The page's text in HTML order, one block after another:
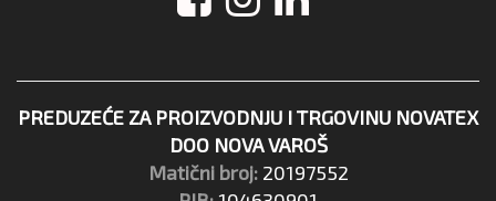
PREDUZEĆE ZA PROIZVODNJU I TRGOVINU NOVATEX
DOO NOVA VAROŠ
Matični broj: 20197552